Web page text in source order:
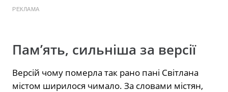
РЕКЛАМА
Пам’ять, сильніша за версії
Версій чому померла так рано пані Світлана
містом ширилося чимало. За словами містян,